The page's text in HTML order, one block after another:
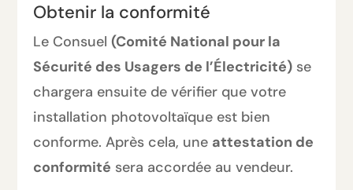
Obtenir la conformité
Le Consuel (Comité National pour la
Sécurité des Usagers de l’Électricité) se
chargera ensuite de vérifier que votre
installation photovoltaïque est bien
conforme. Après cela, une attestation de
conformité sera accordée au vendeur.